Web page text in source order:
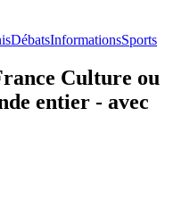
DébatsInformationsSports
Culture ou
entier - avec